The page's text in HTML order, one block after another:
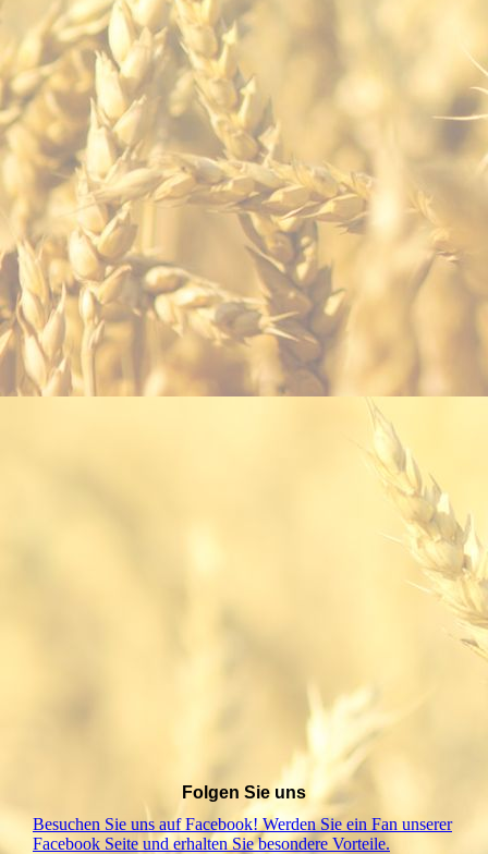
ec karte_1
Folgen Sie uns
Besuchen Sie uns auf Facebook! Werden Sie ein Fan unserer
Facebook Seite und erhalten Sie besondere Vorteile.